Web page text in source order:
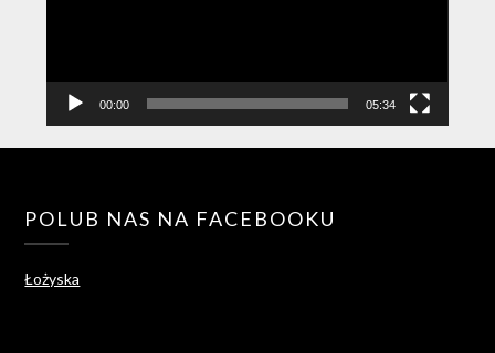
00:00 05:34
POLUB NAS NA FACEBOOKU
Łożyska